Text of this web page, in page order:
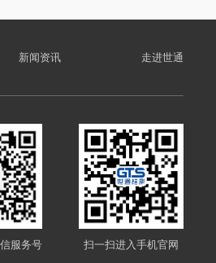
新闻资讯 走进世通
服务号 扫一扫进入手机官网